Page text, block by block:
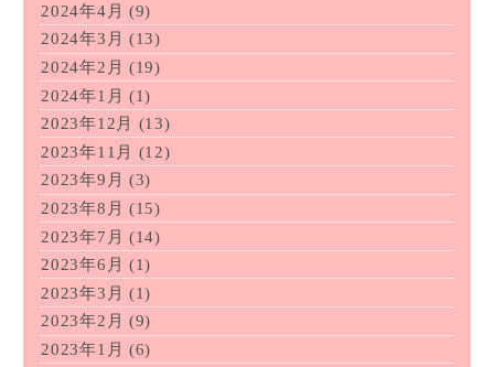
2024年4月 (9)
2024年3月 (13)
2024年2月 (19)
2024年1月 (1)
2023年12月
(13)
2023年11月
(12)
2023年9月 (3)
2023年8月 (15)
2023年7月 (14)
2023年6月 (1)
2023年3月 (1)
2023年2月 (9)
2023年1月 (6)